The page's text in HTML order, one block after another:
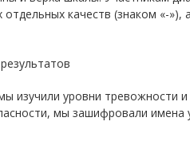
отдельных качеств (знаком «-
изучили уровни тревожности
мы зашифровали